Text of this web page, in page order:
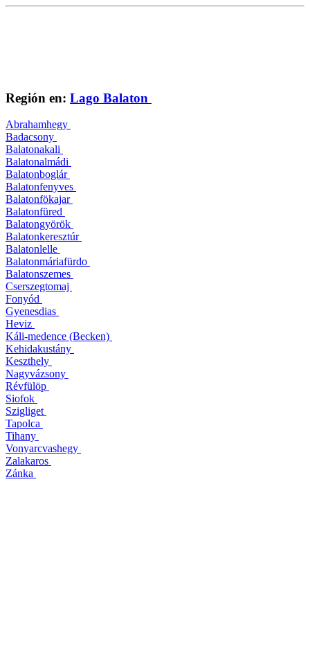
Región en: Lago Balaton
Abrahamhegy
Badacsony
Balatonakali
Balatonalmádi
Balatonboglár
Balatonfenyves
Balatonfökajar
Balatonfüred
Balatongyörök
Balatonkeresztúr
Balatonlelle
Balatonmáriafürdo
Balatonszemes
Cserszegtomaj
Fonyód
Gyenesdias
Heviz
Káli-medence (Becken)
Kehidakustány
Keszthely
Nagyvázsony
Révfülöp
Siofok
Szigliget
Tapolca
Tihany
Vonyarcvashegy
Zalakaros
Zánka